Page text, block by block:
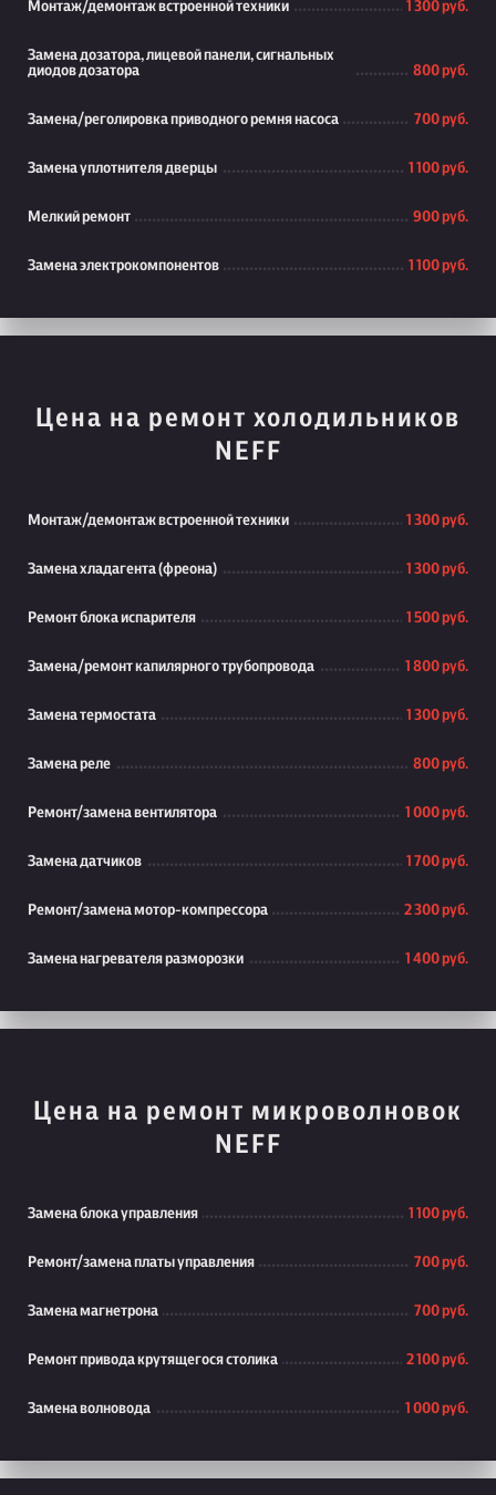
Монтаж/демонтаж встроенной техники 1 300 руб.
Замена дозатора, лицевой панели, сигнальных
диодов дозатора
800 руб.
Замена/реголировка приводного ремня насоса 700 руб.
Замена уплотнителя дверцы 1 100 руб.
Мелкий ремонт 900 руб.
Замена электрокомпонентов 1 100 руб.
Цена на ремонт холодильников
NEFF
Монтаж/демонтаж встроенной техники 1 300 руб.
Замена хладагента (фреона) 1 300 руб.
Ремонт блока испарителя 1 500 руб.
Замена/ремонт капилярного трубопровода 1 800 руб.
Замена термостата 1 300 руб.
Замена реле 800 руб.
Ремонт/замена вентилятора 1 000 руб.
Замена датчиков 1 700 руб.
Ремонт/замена мотор-компрессора 2 300 руб.
Замена нагревателя разморозки 1 400 руб.
Цена на ремонт микроволновок
NEFF
Замена блока управления 1 100 руб.
Ремонт/замена платы управления 700 руб.
Замена магнетрона 700 руб.
Ремонт привода крутящегося столика 2 100 руб.
Замена волновода 1 000 руб.